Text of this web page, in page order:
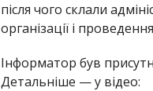
після чого склали
організації і
Інформатор був
Детальніше — у відео: